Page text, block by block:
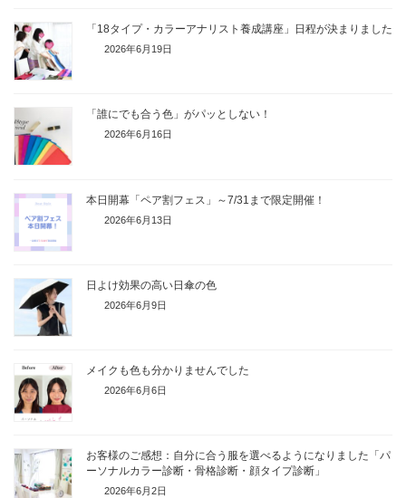
「18タイプ・カラーアナリスト養成講座」日程が決まりました
2026年6月19日
「誰にでも合う色」がパッとしない！
2026年6月16日
本日開幕「ペア割フェス」～7/31まで限定開催！
2026年6月13日
日よけ効果の高い日傘の色
2026年6月9日
メイクも色も分かりませんでした
2026年6月6日
お客様のご感想：自分に合う服を選べるようになりました「パ
ーソナルカラー診断・骨格診断・顔タイプ診断」
2026年6月2日